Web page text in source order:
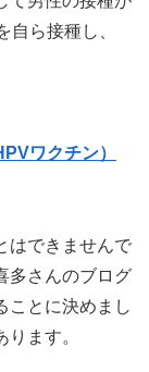
ら接種し、
ワクチン）
はできませんで
多さんのブログ
ことに決めまし
ます。